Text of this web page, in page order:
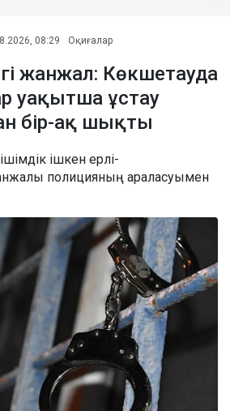
08:29 Оқиғалар
жанжал: Көкшетауда
уақытша ұстау
бір-ақ шықты
ішкен ерлі-
полицияның араласуымен